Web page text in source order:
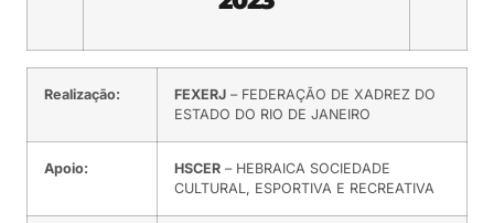
Realização: FEXERJ – FEDERAÇÃO DE XADREZ DO
ESTADO DO RIO DE JANEIRO
Apoio: HSCER – HEBRAICA SOCIEDADE
CULTURAL, ESPORTIVA E RECREATIVA